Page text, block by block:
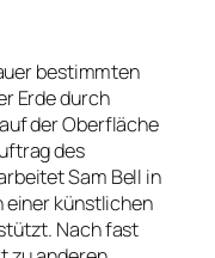
bestimmten
Erde durch
der Oberfläche
des
Sam Bell in
einer künstlichen
Nach fast